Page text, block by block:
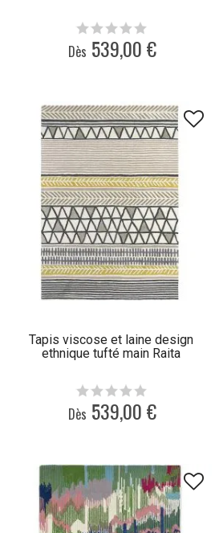
Dès 539,00 €
Tapis viscose et laine design
ethnique tufté main Raita
Dès 539,00 €